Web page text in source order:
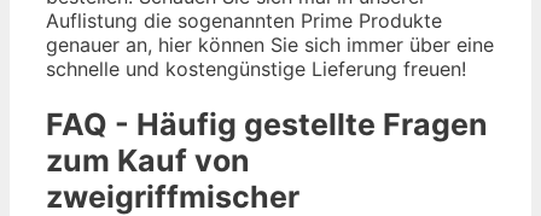
Auflistung die sogenannten Prime Produkte
genauer an, hier können Sie sich immer über eine
schnelle und kostengünstige Lieferung freuen!
FAQ - Häufig gestellte Fragen
zum Kauf von
zweigriffmischer